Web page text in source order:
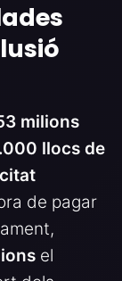
milions
llocs de
de pagar
el